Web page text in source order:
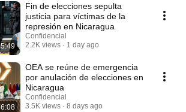
5:49
Fin de elecciones sepulta
justicia para víctimas de la
represión en Nicaragua
Confidencial
2.2K views
1 day ago
6:08
OEA se reúne de emergencia
por anulación de elecciones en
Nicaragua
Confidencial
3.5K views
8 days ago